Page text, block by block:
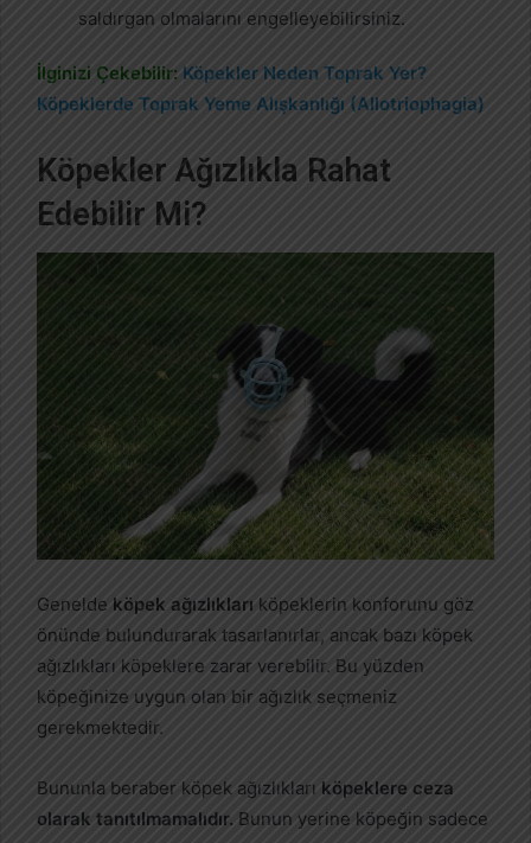
saldırgan olmalarını engelleyebilirsiniz.
İlginizi Çekebilir: Köpekler Neden Toprak Yer?
Köpeklerde Toprak Yeme Alışkanlığı (Allotriophagia)
Köpekler Ağızlıkla Rahat
Edebilir Mi?
Genelde köpek ağızlıkları köpeklerin konforunu göz
önünde bulundurarak tasarlanırlar, ancak bazı köpek
ağızlıkları köpeklere zarar verebilir. Bu yüzden
köpeğinize uygun olan bir ağızlık seçmeniz
gerekmektedir.
Bununla beraber köpek ağızlıkları köpeklere ceza
olarak tanıtılmamalıdır. Bunun yerine köpeğin sadece